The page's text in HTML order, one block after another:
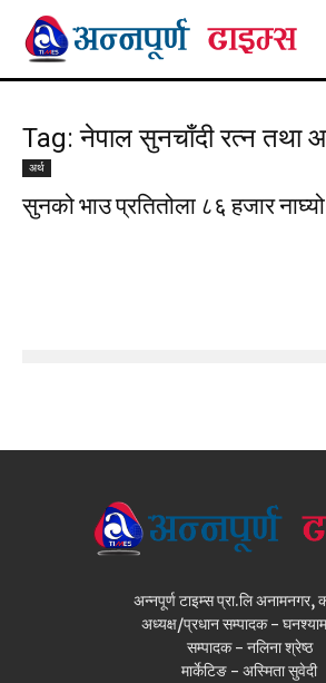
Tag: नेपाल सुनचाँदी रत्न तथा
अर्थ
सुनको भाउ प्रतितोला ८६ हजार नाघ्यो
अन्नपूर्ण टाइम्स प्रा.लि अनामनगर,
अध्यक्ष/प्रधान सम्पादक -
सम्पादक - नलिना श्रेष्ठ
मार्केटिङ - अस्मिता सुवेदी